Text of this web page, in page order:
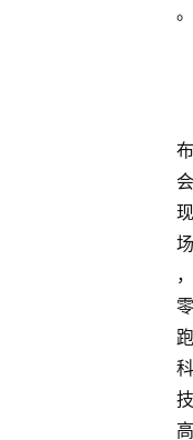
。
布
会
现
场
，
零
跑
科
技
高